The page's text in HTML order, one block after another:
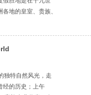
地的皇室、贵族、
独特自然风光，走
经的历史；上午